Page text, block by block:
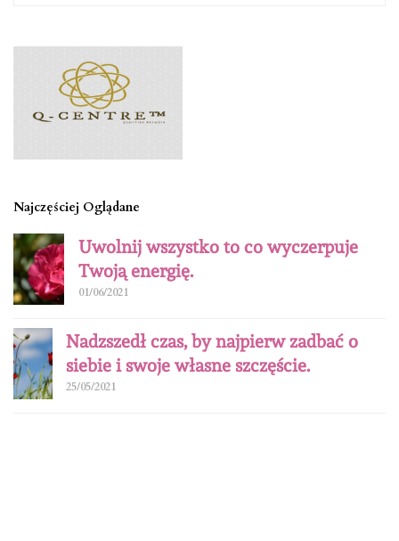
Najczęściej Oglądane
Uwolnij wszystko to co wyczerpuje
Twoją energię.
01/06/2021
Nadzszedł czas, by najpierw zadbać o
siebie i swoje własne szczęście.
25/05/2021